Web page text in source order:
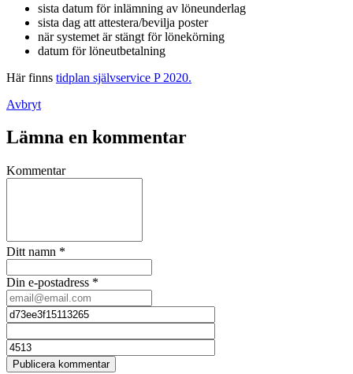
sista datum för inlämning av löneunderlag
sista dag att attestera/bevilja poster
när systemet är stängt för lönekörning
datum för löneutbetalning
Här finns tidplan självservice P 2020.
Avbryt
Lämna en kommentar
Kommentar
Ditt namn *
Din e-postadress *
Publicera kommentar